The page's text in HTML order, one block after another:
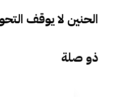
الحنين لا يوقف
ذو صلة